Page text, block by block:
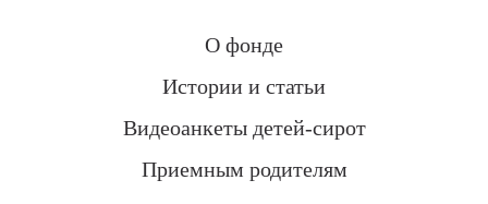
О фонде
Истории и статьи
Видеоанкеты детей-сирот
Приемным родителям